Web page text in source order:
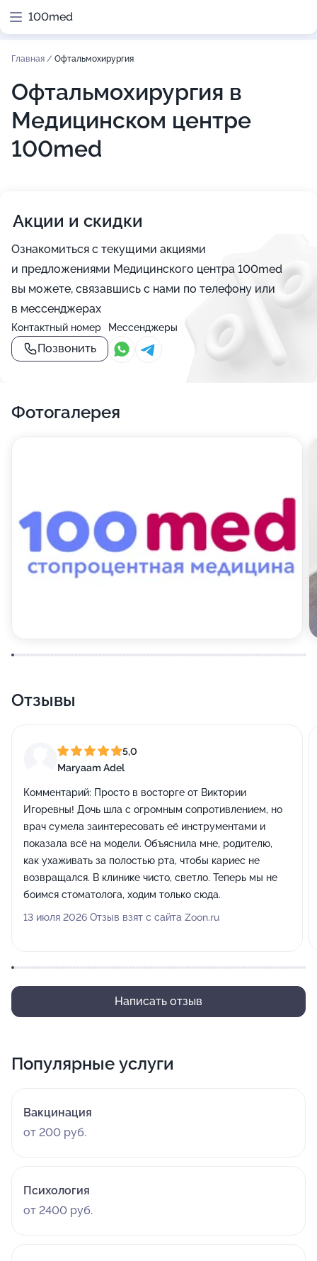
100med
Главная / Офтальмохирургия
Офтальмохирургия в
Медицинском центре
100med
Акции и скидки
Ознакомиться с текущими акциями
и предложениями Медицинского центра 100med
вы можете, связавшись с нами по телефону или
в мессенджерах
Контактный номер
Позвонить
Мессенджеры
Фотогалерея
Отзывы
5,0
Maryaam Adel
Комментарий: Просто в восторге от Виктории
Игоревны! Дочь шла с огромным сопротивлением, но
врач сумела заинтересовать её инструментами и
показала всё на модели. Объяснила мне, родителю,
как ухаживать за полостью рта, чтобы кариес не
возвращался. В клинике чисто, светло. Теперь мы не
боимся стоматолога, ходим только сюда.
13 июля 2026 Отзыв взят с сайта Zoon.ru
Написать отзыв
Популярные услуги
Вакцинация
от 200 руб.
Психология
от 2400 руб.